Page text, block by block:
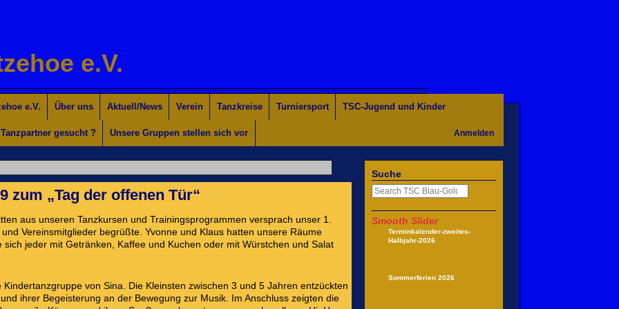
e.V.
e.V. Über uns Aktuell/News Verein Tanzkreise Turniersport TSC-Jugend und Kinder
Tanzpartner gesucht ? Unsere Gruppen stellen sich vor Anmelden
zum „Tag der offenen Tür“
aus unseren Tanzkursen und Trainingsprogrammen versprach unser 1.
Vereinsmitglieder begrüßte. Yvonne und Klaus hatten unsere Räume
jeder mit Getränken, Kaffee und Kuchen oder mit Würstchen und Salat
von Sina. Die Kleinsten zwischen 3 und 5 Jahren entzückten
ihrer Begeisterung an der Bewegung zur Musik. Im Anschluss zeigten die
Suche
Smooth Slider
Terminkalender-zweites-
Halbjahr-2026
Sommerferien 2026